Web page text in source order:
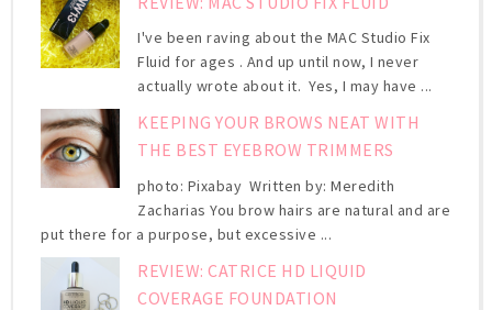
I've been raving about the MAC Studio Fix
Fluid for ages . And up until now, I never
actually wrote about it. Yes, I may have ...
KEEPING YOUR BROWS NEAT WITH
THE BEST EYEBROW TRIMMERS
photo: Pixabay Written by: Meredith
Zacharias You brow hairs are natural and are
put there for a purpose, but excessive ...
REVIEW: CATRICE HD LIQUID
COVERAGE FOUNDATION